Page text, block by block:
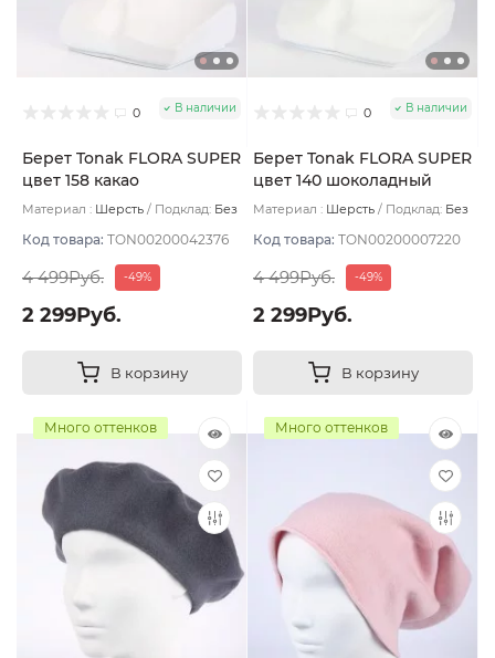
0 В наличии
Берет Tonak FLORA SUPER
цвет 158 какао
Материал : Шерсть Подклад: Без
Код товара: TON00200042376
4 499Руб. -49%
2 299Руб.
В корзину
0 В наличии
Берет Tonak FLORA SUPER
цвет 140 шоколадный
Материал : Шерсть Подклад: Без
Код товара: TON00200007220
4 499Руб. -49%
2 299Руб.
В корзину
Много оттенков Много оттенков